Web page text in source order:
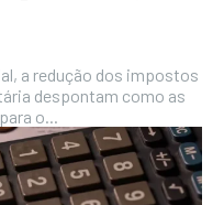
a redução dos impostos
despontam como as
o...